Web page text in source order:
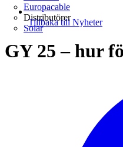
Europacable
Distributörer
Solar
Tillbaka till Nyheter
​GY 25 – hur